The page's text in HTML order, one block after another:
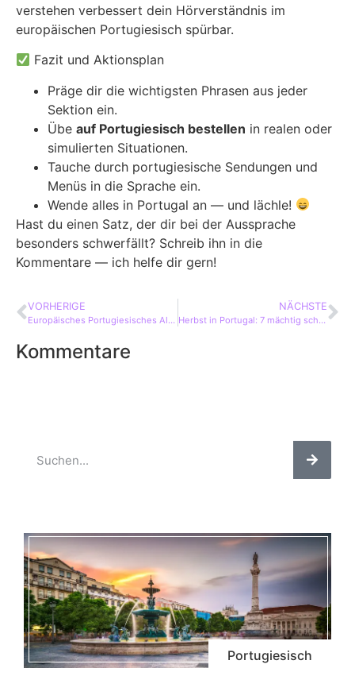
verstehen verbessert dein Hörverständnis im
europäischen Portugiesisch spürbar.
Fazit und Aktionsplan
Präge dir die wichtigsten Phrasen aus jeder
Sektion ein.
Übe auf Portugiesisch bestellen in realen oder
simulierten Situationen.
Tauche durch portugiesische Sendungen und
Menüs in die Sprache ein.
Wende alles in Portugal an — und lächle!
Hast du einen Satz, der dir bei der Aussprache
besonders schwerfällt? Schreib ihn in die
Kommentare — ich helfe dir gern!
VORHERIGE
Europäisches Portugiesisches Alphabet: 8 Erstaunliche Tipps
NÄCHSTE
Herbst in Portugal: 7 mächtig schöne Gründe zum Reisen
Kommentare
Portugiesisch